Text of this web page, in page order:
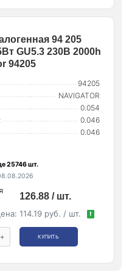
94 205
GU5.3 230В 2000h
94205
94205
NAVIGATOR
0.054
0.046
0.046
25746 шт.
126.88 / шт.
114.19 руб. / шт. !
+ КУПИТЬ